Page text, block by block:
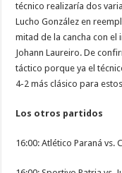
técnico realizaría dos
Lucho González en
mitad de la cancha con el
Johann Laureiro. De
táctico porque ya el
4-2 más clásico para
Los otros partidos
16:00: Atlético Paraná vs.